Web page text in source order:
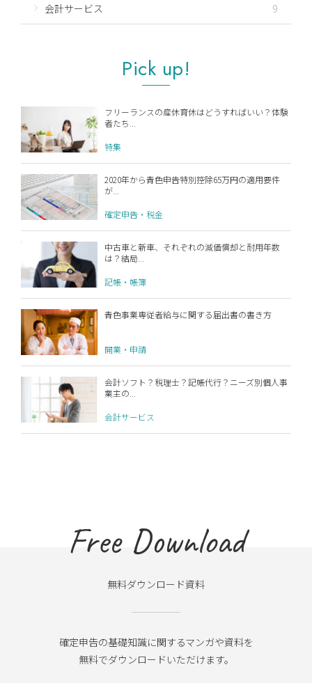
会計サービス 9
Pick up!
フリーランスの産休育休はどうすればいい？体験
者たち...
特集
2020年から青色申告特別控除65万円の適用要件
が...
確定申告・税金
中古車と新車、それぞれの減価償却と耐用年数
は？結局...
記帳・帳簿
青色事業専従者給与に関する届出書の書き方
開業・申請
会計ソフト？税理士？記帳代行？ニーズ別個人事
業主の...
会計サービス
Free Download
無料ダウンロード資料
確定申告の基礎知識に関するマンガや資料を
無料でダウンロードいただけます。